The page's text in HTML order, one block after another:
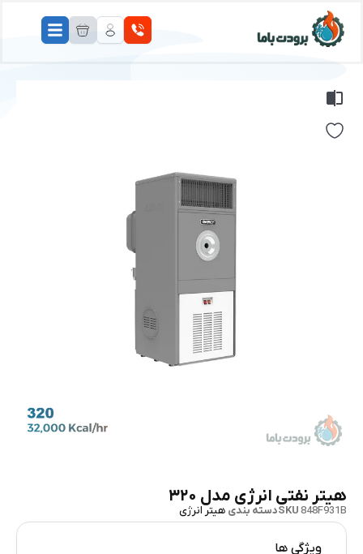
هیتر نفتی انرژی مدل ۳۲۰
SKU848F931B دسته بندی هیتر انرژی
ویژگی ها